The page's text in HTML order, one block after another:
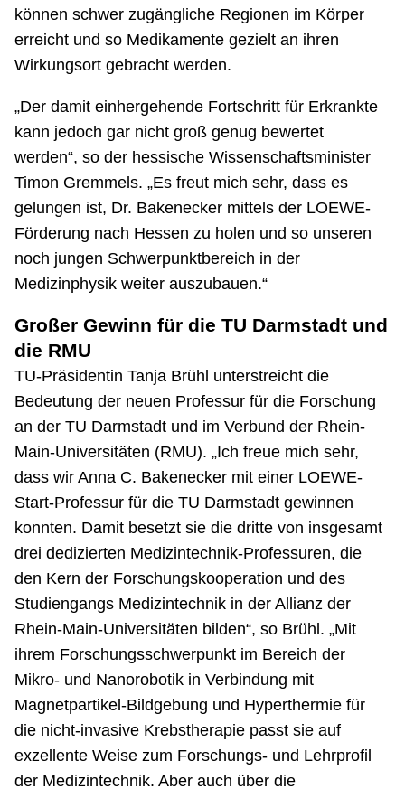
können schwer zugängliche Regionen im Körper
erreicht und so Medikamente gezielt an ihren
Wirkungsort gebracht werden.
„Der damit einhergehende Fortschritt für Erkrankte
kann jedoch gar nicht groß genug bewertet
werden“, so der hessische Wissenschaftsminister
Timon Gremmels. „Es freut mich sehr, dass es
gelungen ist, Dr. Bakenecker mittels der LOEWE-
Förderung nach Hessen zu holen und so unseren
noch jungen Schwerpunktbereich in der
Medizinphysik weiter auszubauen.“
Großer Gewinn für die TU Darmstadt und
die RMU
TU-Präsidentin Tanja Brühl unterstreicht die
Bedeutung der neuen Professur für die Forschung
an der TU Darmstadt und im Verbund der Rhein-
Main-Universitäten (RMU). „Ich freue mich sehr,
dass wir Anna C. Bakenecker mit einer LOEWE-
Start-Professur für die TU Darmstadt gewinnen
konnten. Damit besetzt sie die dritte von insgesamt
drei dedizierten Medizintechnik-Professuren, die
den Kern der Forschungskooperation und des
Studiengangs Medizintechnik in der Allianz der
Rhein-Main-Universitäten bilden“, so Brühl. „Mit
ihrem Forschungsschwerpunkt im Bereich der
Mikro- und Nanorobotik in Verbindung mit
Magnetpartikel-Bildgebung und Hyperthermie für
die nicht-invasive Krebstherapie passt sie auf
exzellente Weise zum Forschungs- und Lehrprofil
der Medizintechnik. Aber auch über die